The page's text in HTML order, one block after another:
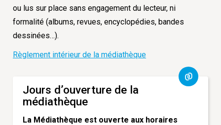
ou lus sur place sans engagement du lecteur, ni
formalité (albums, revues, encyclopédies, bandes
dessinées…).
Règlement intérieur de la médiathèque
Jours d’ouverture de la
médiathèque
La Médiathèque est ouverte aux horaires